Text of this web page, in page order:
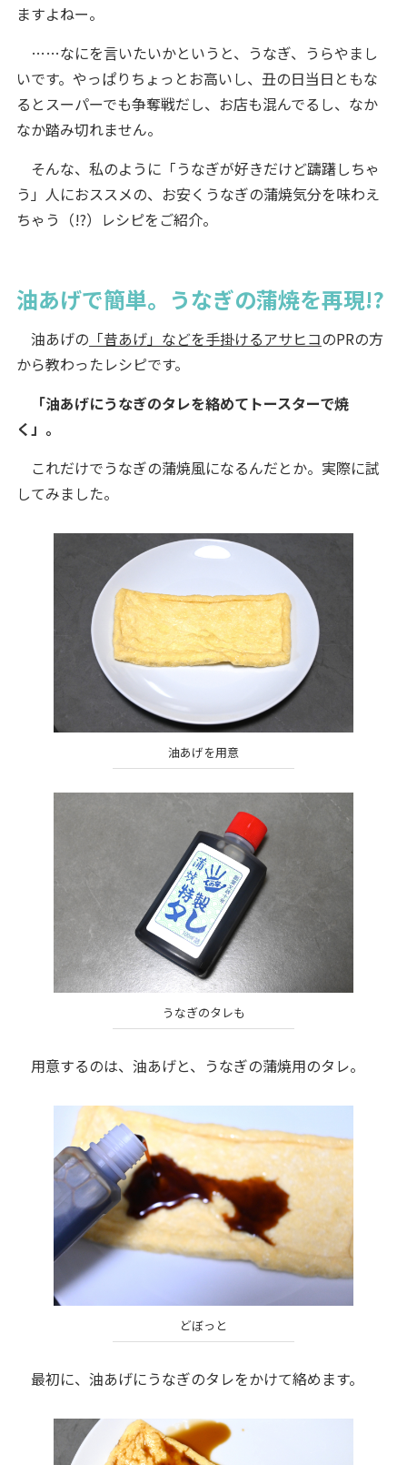
ますよねー。
……なにを言いたいかというと、うなぎ、うらやまし
いです。やっぱりちょっとお高いし、丑の日当日ともな
るとスーパーでも争奪戦だし、お店も混んでるし、なか
なか踏み切れません。
そんな、私のように「うなぎが好きだけど躊躇しちゃ
う」人におススメの、お安くうなぎの蒲焼気分を味わえ
ちゃう（!?）レシピをご紹介。
油あげで簡単。うなぎの蒲焼を再現!?
油あげの 「昔あげ」などを手掛けるアサヒコのPRの方
から教わったレシピです。
「油あげにうなぎのタレを絡めてトースターで焼
く」。
これだけでうなぎの蒲焼風になるんだとか。実際に試
してみました。
油あげを用意
うなぎのタレも
用意するのは、油あげと、うなぎの蒲焼用のタレ。
どぼっと
最初に、油あげにうなぎのタレをかけて絡めます。